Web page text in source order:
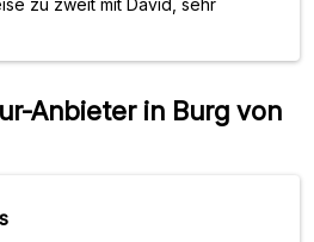
Anbieter in Burg von